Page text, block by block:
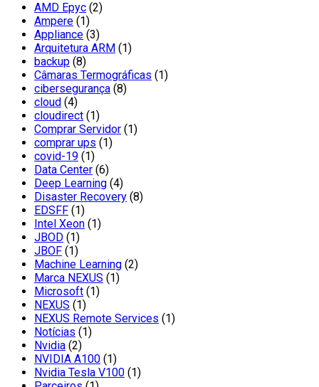
AMD Epyc (2)
Ampere (1)
Appliance (3)
Arquitetura ARM (1)
backup (8)
Câmaras Termográficas (1)
cibersegurança (8)
cloud (4)
cloudirect (1)
Comprar Servidor (1)
comprar ups (1)
covid-19 (1)
Data Center (6)
Deep Learning (4)
Disaster Recovery (8)
EDSFF (1)
Intel Xeon (1)
JBOD (1)
JBOF (1)
Machine Learning (2)
Marca NEXUS (1)
Microsoft (1)
NEXUS (1)
NEXUS Remote Services (1)
Notícias (1)
Nvidia (2)
NVIDIA A100 (1)
Nvidia Tesla V100 (1)